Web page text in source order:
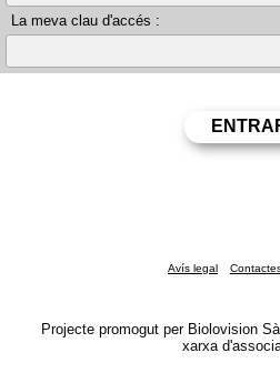
La meva clau d'accés :
Avís legal
Projecte promogut per Biolovision
xarxa